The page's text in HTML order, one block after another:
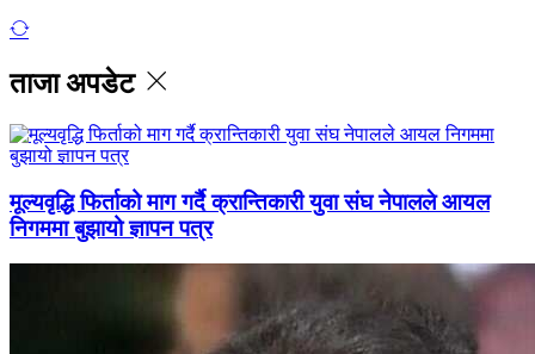
ताजा अपडेट
मूल्यवृद्धि फिर्ताको माग गर्दै क्रान्तिकारी युवा संघ नेपालले आयल
निगममा बुझायो ज्ञापन पत्र